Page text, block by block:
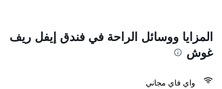
المزايا ووسائل الراحة في فندق إيفل ريف
غوش
واي فاي مجاني